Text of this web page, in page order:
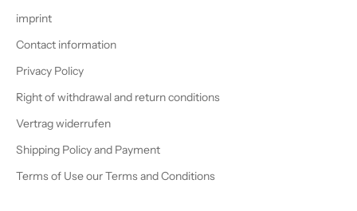
imprint
Contact information
Privacy Policy
Right of withdrawal and return conditions
Vertrag widerrufen
Shipping Policy and Payment
Terms of Use our Terms and Conditions